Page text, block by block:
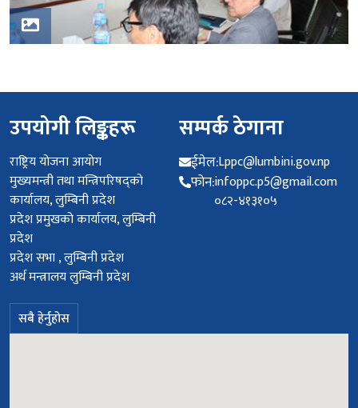
उपयोगी लिङ्कहरू
राष्ट्रिय योजना आयोग
मुख्यमन्त्री तथा मन्त्रिपरिषद्को
कार्यालय, लुम्बिनी प्रदेश
प्रदेश प्रमुखको कार्यालय, लुम्बिनी
प्रदेश
प्रदेश सभा , लुम्बिनी प्रदेश
अर्थ मन्त्रालय लुम्बिनी प्रदेश
सबै हेर्नुहोस
सम्पर्क ठेगाना
ईमेल:Lppc@lumbini.gov.np
फोन:infoppc.p5@gmail.com
०८२-४१३१०५